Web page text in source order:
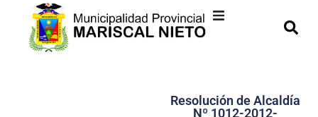
Transparencia
Resolución de Alcaldía
Nº 1012-2012-